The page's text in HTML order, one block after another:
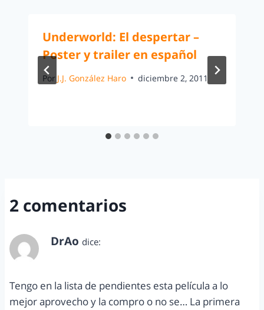
Underworld: El despertar –
Poster y trailer en español
Por J.J. González Haro diciembre 2, 2011
2 comentarios
DrAo dice:
Tengo en la lista de pendientes esta película a lo
mejor aprovecho y la compro o no se… La primera